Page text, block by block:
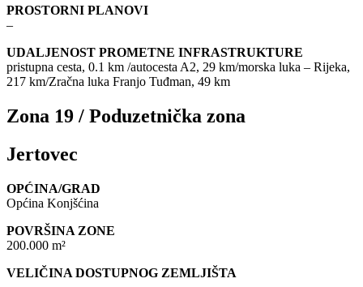
PROSTORNI PLANOVI
–
UDALJENOST PROMETNE INFRASTRUKTURE
pristupna cesta, 0.1 km /autocesta A2, 29 km/morska luka – Rijeka,
217 km/Zračna luka Franjo Tuđman, 49 km
Zona 19 / Poduzetnička zona
Jertovec
OPĆINA/GRAD
Općina Konjšćina
POVRŠINA ZONE
200.000 m²
VELIČINA DOSTUPNOG ZEMLJIŠTA